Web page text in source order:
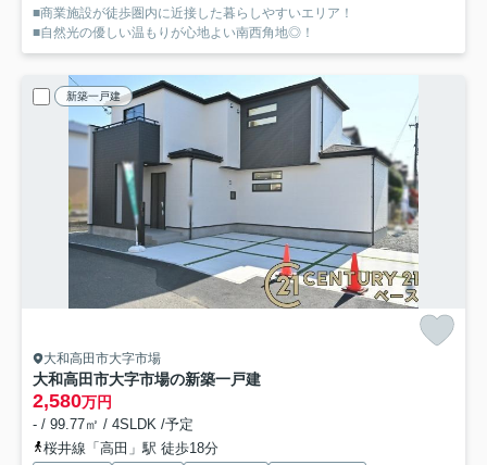
■商業施設が徒歩圏内に近接した暮らしやすいエリア！
■自然光の優しい温もりが心地よい南西角地◎！
新築一戸建
大和高田市大字市場
大和高田市大字市場の新築一戸建
2,580万円
- / 99.77㎡ / 4SLDK /予定
桜井線「高田」駅 徒歩18分